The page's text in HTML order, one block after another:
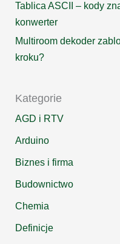
Tablica ASCII – kody
konwerter
Multiroom dekoder
kroku?
Kategorie
AGD i RTV
Arduino
Biznes i firma
Budownictwo
Chemia
Definicje